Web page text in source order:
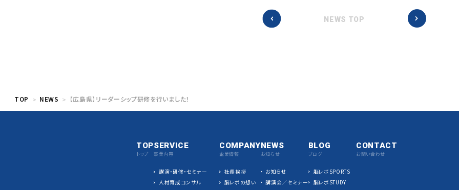
NEWS TOP
TOP NEWS 【広島県】リーダーシップ研修を行いました！
TOP
トップ
SERVICE
事業内容
講演・研修・セミナー
人材育成コンサル
COMPANY
企業情報
社長挨拶
脳レボの想い
NEWS
お知らせ
お知らせ
講演会／セミナー
BLOG
ブログ
脳レボSPORTS
脳レボSTUDY
CONTACT
お問い合わせ